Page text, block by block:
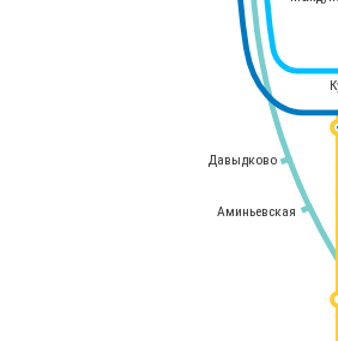
Аминьевская
Давыдково